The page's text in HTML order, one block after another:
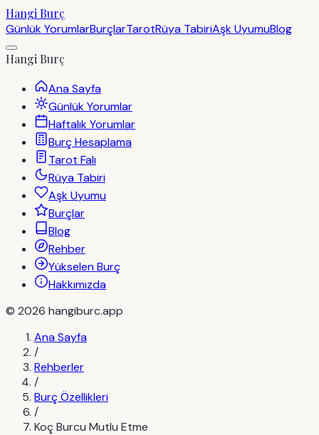
Hangi Burç
Günlük YorumlarBurçlarTarotRüya TabiriAşk UyumuBlog
Hangi Burç
Ana Sayfa
Günlük Yorumlar
Haftalık Yorumlar
Burç Hesaplama
Tarot Falı
Rüya Tabiri
Aşk Uyumu
Burçlar
Blog
Rehber
Yükselen Burç
Hakkımızda
© 2026 hangiburc.app
Ana Sayfa
/
Rehberler
/
Burç Özellikleri
/
Koç Burcu Mutlu Etme